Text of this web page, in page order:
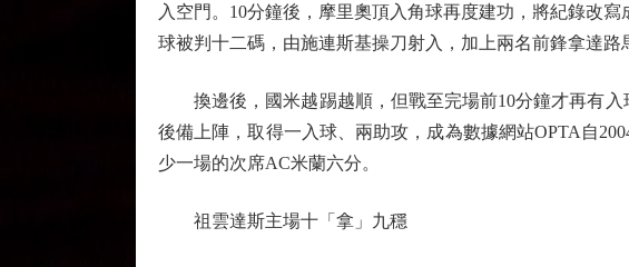
入空門。10分鐘後，摩里奧頂入角球再度建功，將紀錄改
球被判十二碼，由施連斯基操刀射入，加上兩名前鋒拿達
換邊後，國米越踢越順，但戰至完場前10分鐘才再有入
後備上陣，取得一入球、兩助攻，成為數據網站OPTA自
少一場的次席AC米蘭六分。
祖雲達斯主場十「拿」九穩